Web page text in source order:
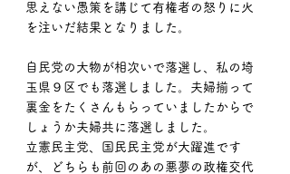
思えない愚策を講じて有権者の怒りに火
を注いだ結果となりました。
自民党の大物が相次いで落選し、私の埼
玉県９区でも落選しました。夫婦揃って
裏金をたくさんもらっていましたからで
しょうか夫婦共に落選しました。
立憲民主党、国民民主党が大躍進です
が、どちらも前回のあの悪夢の政権交代